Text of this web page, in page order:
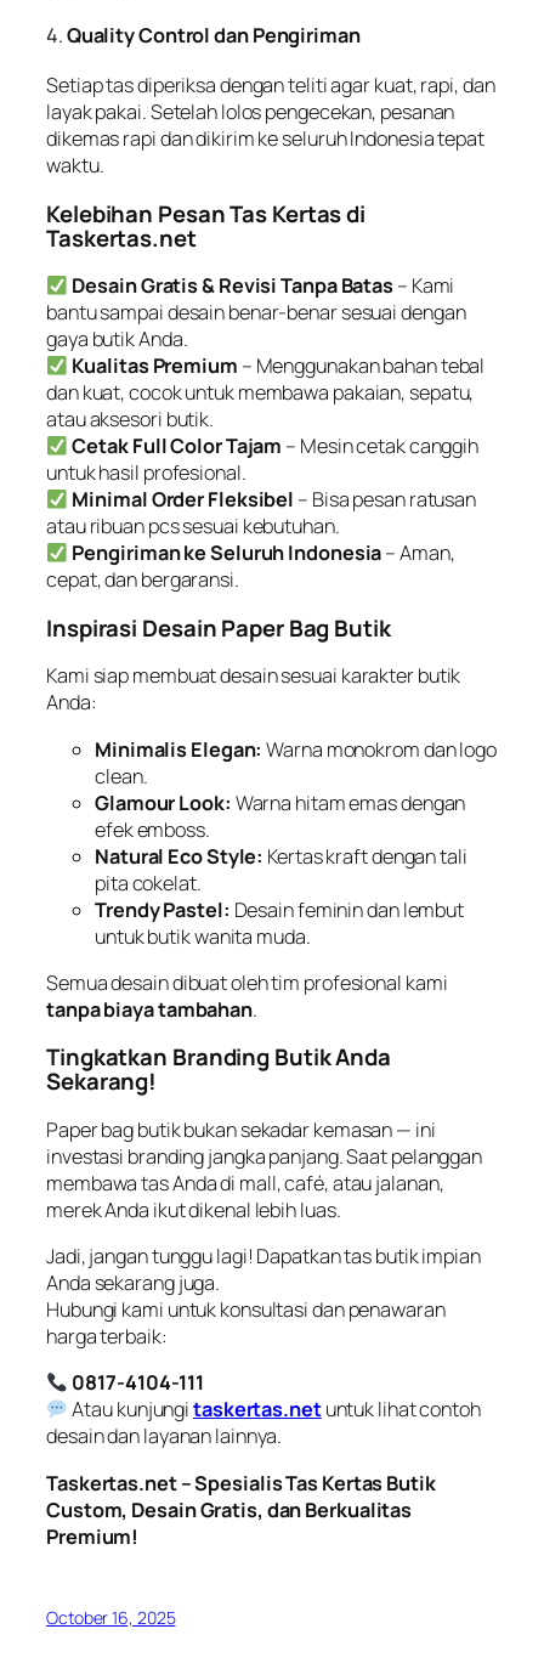
4.Quality Control dan Pengiriman
Setiap tas diperiksa dengan teliti agar kuat, rapi, dan
layak pakai. Setelah lolos pengecekan, pesanan
dikemas rapi dan dikirim ke seluruh Indonesia tepat
waktu.
Kelebihan Pesan Tas Kertas di
Taskertas.net
Desain Gratis & Revisi Tanpa Batas – Kami
bantu sampai desain benar-benar sesuai dengan
gaya butik Anda.
Kualitas Premium – Menggunakan bahan tebal
dan kuat, cocok untuk membawa pakaian, sepatu,
atau aksesori butik.
Cetak Full Color Tajam – Mesin cetak canggih
untuk hasil profesional.
Minimal Order Fleksibel – Bisa pesan ratusan
atau ribuan pcs sesuai kebutuhan.
Pengiriman ke Seluruh Indonesia– Aman,
cepat, dan bergaransi.
Inspirasi Desain Paper Bag Butik
Kami siap membuat desain sesuai karakter butik
Anda:
Minimalis Elegan: Warna monokrom dan logo
clean.
Glamour Look: Warna hitam emas dengan
efek emboss.
Natural Eco Style: Kertas kraft dengan tali
pita cokelat.
Trendy Pastel: Desain feminin dan lembut
untuk butik wanita muda.
Semua desain dibuat oleh tim profesional kami
tanpa biaya tambahan.
Tingkatkan Branding Butik Anda
Sekarang!
Paper bag butik bukan sekadar kemasan — ini
investasi branding jangka panjang. Saat pelanggan
membawa tas Anda di mall, café, atau jalanan,
merek Anda ikut dikenal lebih luas.
Jadi, jangan tunggu lagi! Dapatkan tas butik impian
Anda sekarang juga.
Hubungi kami untuk konsultasi dan penawaran
harga terbaik:
0817-4104-111
Atau kunjungitaskertas.netuntuk lihat contoh
desain dan layanan lainnya.
Taskertas.net – Spesialis Tas Kertas Butik
Custom, Desain Gratis, dan Berkualitas
Premium!
October 16, 2025